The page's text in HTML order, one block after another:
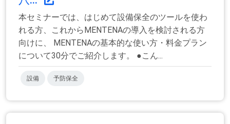
本セミナーでは、はじめて設備保全のツールを使わ
れる方、これからMENTENAの導入を検討される方
向けに、 MENTENAの基本的な使い方・料金プラン
について30分でご紹介します。 ●こん...
設備 予防保全